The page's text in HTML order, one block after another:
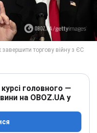
головного —
на OBOZ.UA у